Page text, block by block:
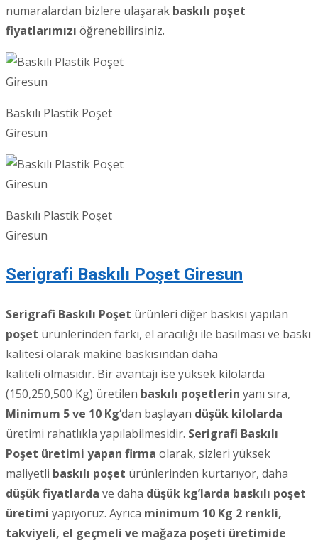
numaralardan bizlere ulaşarak baskılı poşet
fiyatlarımızı öğrenebilirsiniz.
Baskılı Plastik Poşet
Giresun
Baskılı Plastik Poşet
Giresun
Serigrafi Baskılı Poşet Giresun
Serigrafi Baskılı Poşet ürünleri diğer baskısı yapılan
poşet ürünlerinden farkı, el aracılığı ile basılması ve baskı
kalitesi olarak makine baskısından daha
kaliteli olmasıdır. Bir avantajı ise yüksek kilolarda
(150,250,500 Kg) üretilen baskılı poşetlerin yanı sıra,
Minimum 5 ve 10 Kg‘dan başlayan düşük kilolarda
üretimi rahatlıkla yapılabilmesidir. Serigrafi Baskılı
Poşet üretimi yapan firma olarak, sizleri yüksek
maliyetli baskılı poşet ürünlerinden kurtarıyor, daha
düşük fiyatlarda ve daha düşük kg’larda baskılı poşet
üretimi yapıyoruz. Ayrıca minimum 10 Kg 2 renkli,
takviyeli, el geçmeli ve mağaza poşeti üretimide